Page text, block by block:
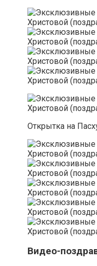
Открытка на
Видео-